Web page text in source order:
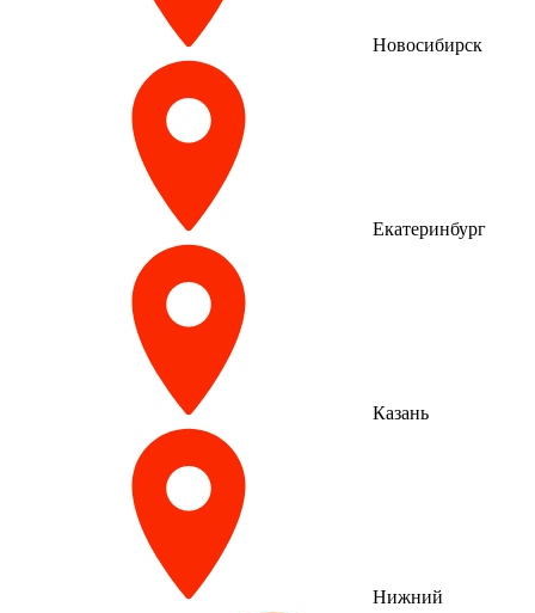
Новосибирск
Екатеринбург
Казань
Нижний